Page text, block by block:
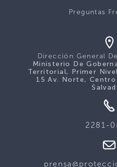
Preguntas
Dirección General
Ministerio De
Territorial, Primer
15 Av. Norte, Centro
2281-